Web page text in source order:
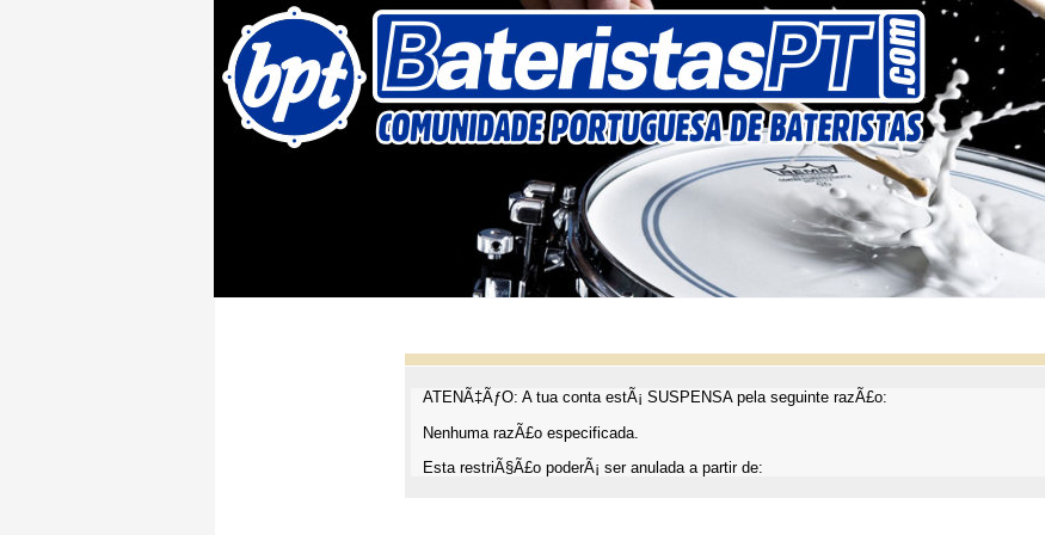
ATENÃ‡ÃƒO: A tua conta estÃ¡ SUSPENSA pela seguinte razÃ£o:
Nenhuma razÃ£o especificada.
Esta restriÃ§Ã£o poderÃ¡ ser anulada a partir de: